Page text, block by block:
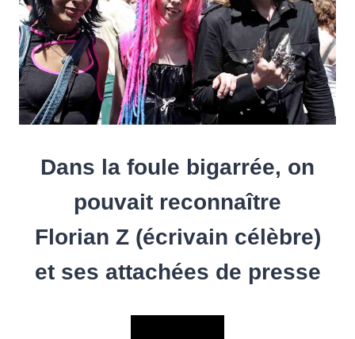
Dans la foule bigarrée, on
pouvait reconnaître
Florian Z (écrivain célèbre)
et ses attachées de presse